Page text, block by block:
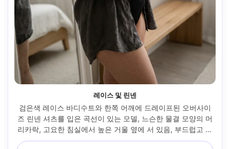
레이스 및 린넨
검은색 레이스 바디수트와 한쪽 어깨에 드레이프된 오버사이
즈 린넨 셔츠를 입은 곡선이 있는 모델, 느슨한 물결 모양의 머
리카락, 고요한 침실에서 높은 거울 옆에 서 있음, 부드럽고 확
산된 낮빛, 캐논 R5, 50mm f/1.8, 약간 위에서 반신 프레임, 친